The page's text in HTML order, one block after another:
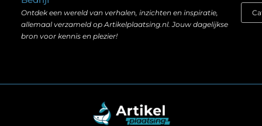
Ontdek een wereld van verhalen, inzichten en inspiratie,
allemaal verzameld op Artikelplaatsing.nl. Jouw dagelijkse
bron voor kennis en plezier!